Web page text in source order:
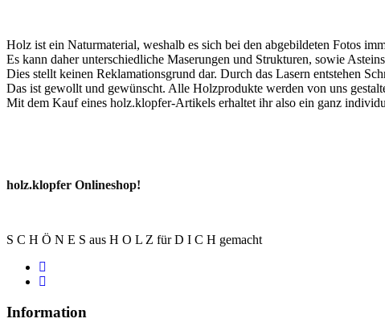
Holz ist ein Naturmaterial, weshalb es sich bei den abgebildeten Fotos
Es kann daher unterschiedliche Maserungen und Strukturen, sowie
Dies stellt keinen Reklamationsgrund dar. Durch das Lasern entstehen
Das ist gewollt und gewünscht. Alle Holzprodukte werden von uns
Mit dem Kauf eines holz.klopfer-Artikels erhaltet ihr also ein ganz
holz.klopfer Onlineshop!
S C H Ö N E S aus H O L Z für D I C H gemacht
Information